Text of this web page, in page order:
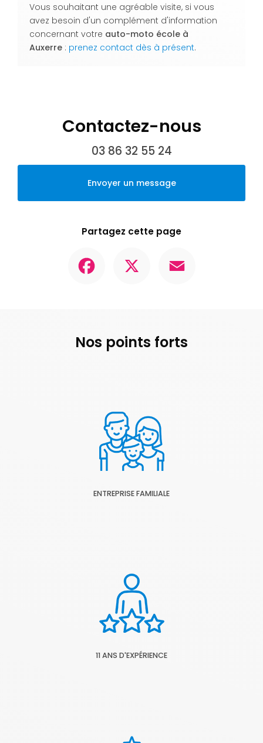
Vous souhaitant une agréable visite, si vous
avez besoin d'un complément d'information
concernant votre auto-moto école à
Auxerre : prenez contact dès à présent.
Contactez-nous
03 86 32 55 24
Envoyer un message
Partagez cette page
Nos points forts
ENTREPRISE FAMILIALE
11 ANS D'EXPÉRIENCE